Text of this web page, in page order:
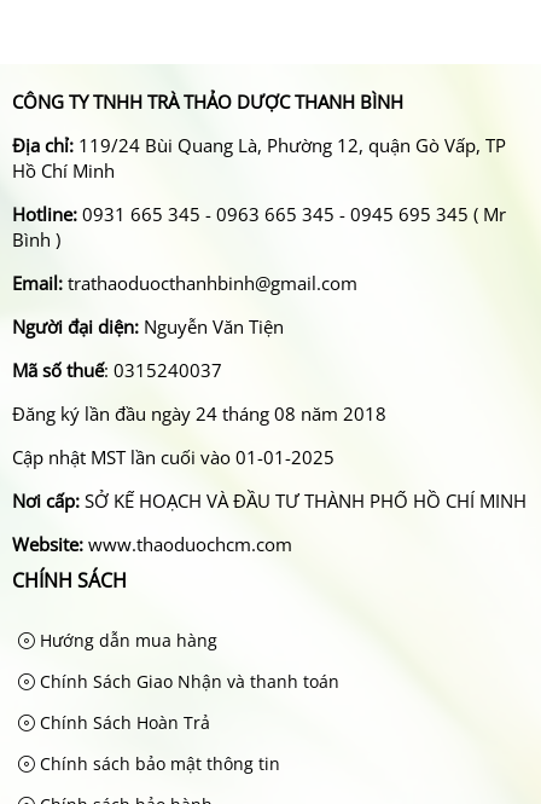
CÔNG TY TNHH TRÀ THẢO DƯỢC THANH BÌNH
Địa chỉ: 119/24 Bùi Quang Là, Phường 12, quận Gò Vấp, TP
Hồ Chí Minh
Hotline: 0931 665 345 - 0963 665 345 - 0945 695 345 ( Mr
Bình )
Email: trathaoduocthanhbinh@gmail.com
Người đại diện: Nguyễn Văn Tiện
Mã số thuế: 0315240037
Đăng ký lần đầu ngày 24 tháng 08 năm 2018
Cập nhật MST lần cuối vào 01-01-2025
Nơi cấp: SỞ KẾ HOẠCH VÀ ĐẦU TƯ THÀNH PHỐ HỒ CHÍ MINH
Website: www.thaoduochcm.com
CHÍNH SÁCH
Hướng dẫn mua hàng
Chính Sách Giao Nhận và thanh toán
Chính Sách Hoàn Trả
Chính sách bảo mật thông tin